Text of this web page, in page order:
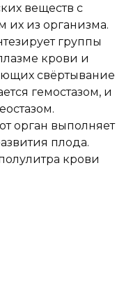
веществ с
из организма.
группы
крови и
свёртывание
гемостазом, и
орган выполняет
плода.
крови